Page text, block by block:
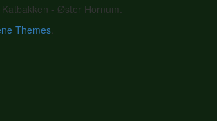
- Øster Hornum.
Themes.